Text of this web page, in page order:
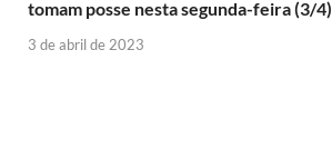
tomam posse nesta segunda-feira (3/4)
3 de abril de 2023